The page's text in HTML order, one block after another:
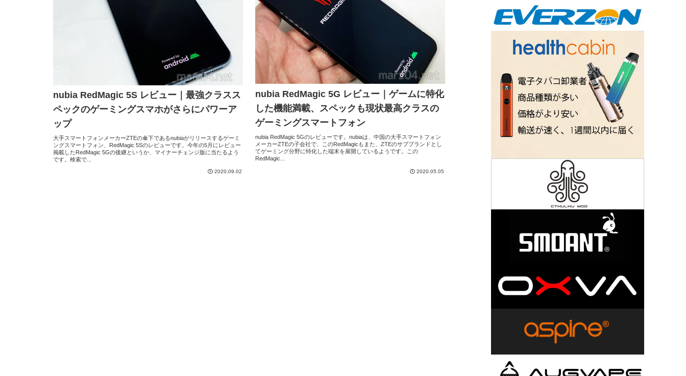
nubia RedMagic 5S レビュー｜最強クラスス
ペックのゲーミングスマホがさらにパワーア
ップ
大手スマートフォンメーカーZTEの傘下であるnubiaがリリースするゲーミ
ングスマートフォン、RedMagic 5Sのレビューです。今年の5月にレビュー
掲載したRedMagic 5Gの後継というか、マイナーチェンジ版に当たるよう
です。検索で...
2020.09.02
nubia RedMagic 5G レビュー｜ゲームに特化
した機能満載、スペックも現状最高クラスの
ゲーミングスマートフォン
nubia RedMagic 5Gのレビューです。nubiaは、中国の大手スマートフォン
メーカーZTEの子会社で、このRedMagicもまた、ZTEのサブブランドとし
てゲーミング分野に特化した端末を展開しているようです。この
RedMagic...
2020.05.05